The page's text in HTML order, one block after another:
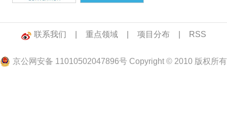
联系我们 重点领域 项目分布 RSS
京公网安备 11010502047896号 Copyright © 2010 版权所有